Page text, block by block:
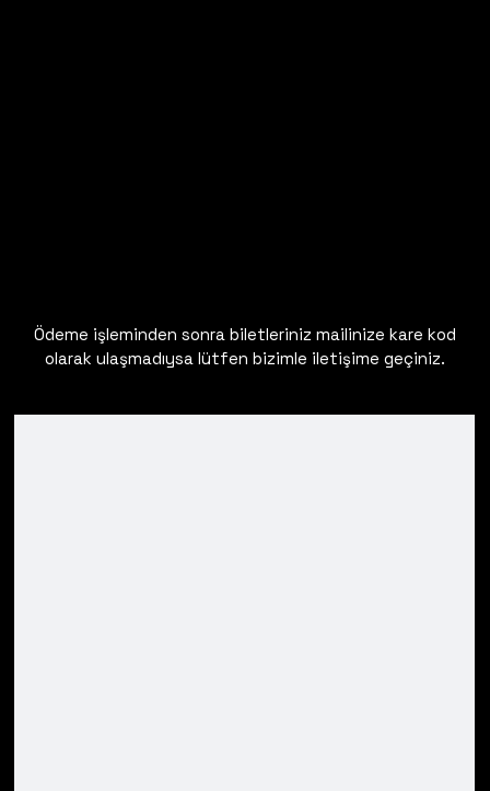
Ödeme işleminden sonra biletleriniz mailinize kare kod
olarak ulaşmadıysa lütfen bizimle iletişime geçiniz.